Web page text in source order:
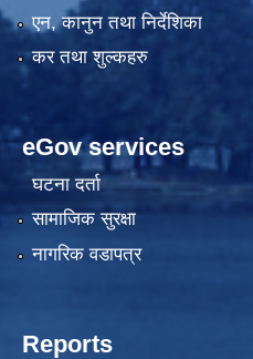
एन, कानुन तथा निर्देशिका
कर तथा शुल्कहरु
eGov services
घटना दर्ता
सामाजिक सुरक्षा
नागरिक वडापत्र
Reports